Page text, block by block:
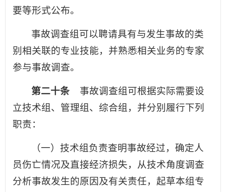
要等形式公布。
事故调查组可以聘请具有与发生事故的类
别相关联的专业技能，并熟悉相关业务的专家
参与事故调查。
第二十条 事故调查组可根据实际需要设
立技术组、管理组、综合组，并分别履行下列
职责：
（一）技术组负责查明事故经过，确定人
员伤亡情况及直接经济损失，从技术角度调查
分析事故发生的原因及有关责任，起草本组专